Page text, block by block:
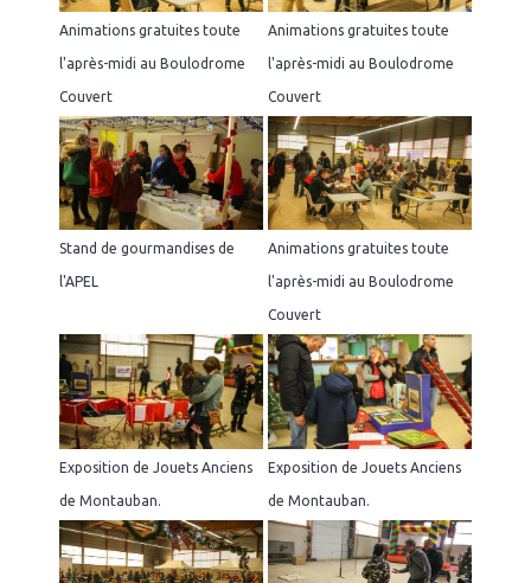
Animations gratuites toute
l'après-midi au Boulodrome
Couvert
Animations gratuites toute
l'après-midi au Boulodrome
Couvert
Stand de gourmandises de
l'APEL
Animations gratuites toute
l'après-midi au Boulodrome
Couvert
Exposition de Jouets Anciens
de Montauban.
Exposition de Jouets Anciens
de Montauban.